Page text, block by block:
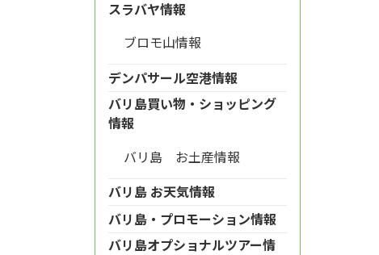
スラバヤ情報
ブロモ山情報
デンパサール空港情報
バリ島買い物・ショッピング
情報
バリ島 お土産情報
バリ島 お天気情報
バリ島・プロモーション情報
バリ島オプショナルツアー情